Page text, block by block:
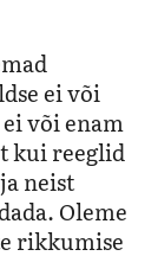
ei või
või enam
kui reeglid
neist
Oleme
rikkumise